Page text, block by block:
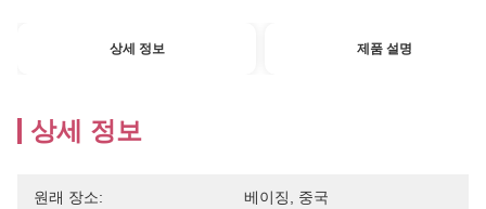
상세 정보 제품 설명
상세 정보
원래 장소: 베이징, 중국